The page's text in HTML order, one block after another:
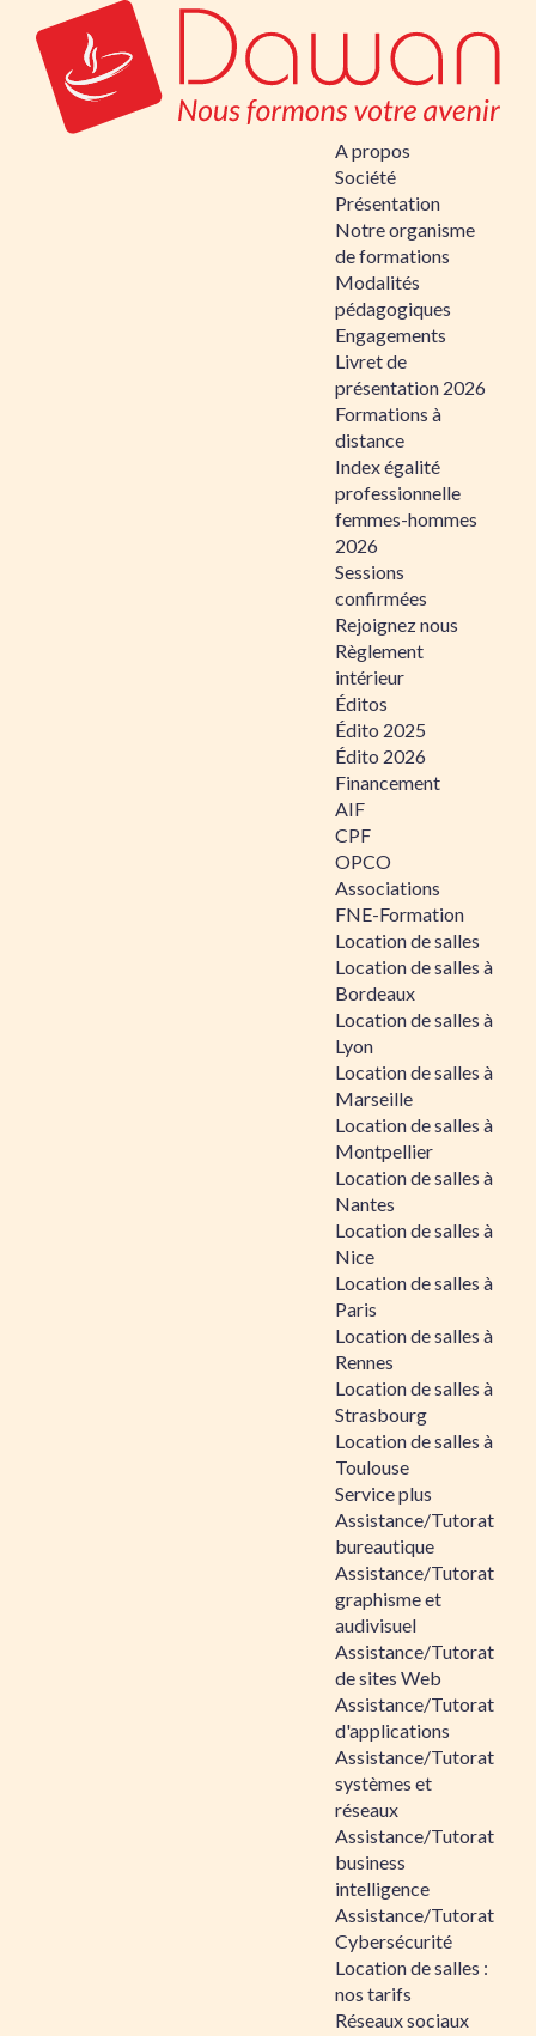
A propos
Société
Présentation
Notre organisme
de formations
Modalités
pédagogiques
Engagements
Livret de
présentation 2026
Formations à
distance
Index égalité
professionnelle
femmes-hommes
2026
Sessions
confirmées
Rejoignez nous
Règlement
intérieur
Éditos
Édito 2025
Édito 2026
Financement
AIF
CPF
OPCO
Associations
FNE-Formation
Location de salles
Location de salles à
Bordeaux
Location de salles à
Lyon
Location de salles à
Marseille
Location de salles à
Montpellier
Location de salles à
Nantes
Location de salles à
Nice
Location de salles à
Paris
Location de salles à
Rennes
Location de salles à
Strasbourg
Location de salles à
Toulouse
Service plus
Assistance/Tutorat
bureautique
Assistance/Tutorat
graphisme et
audivisuel
Assistance/Tutorat
de sites Web
Assistance/Tutorat
d'applications
Assistance/Tutorat
systèmes et
réseaux
Assistance/Tutorat
business
intelligence
Assistance/Tutorat
Cybersécurité
Location de salles :
nos tarifs
Réseaux sociaux